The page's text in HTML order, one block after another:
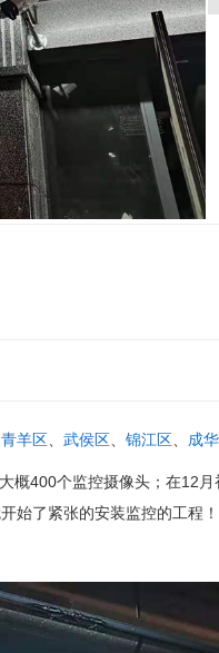
青羊区、 武侯区、 锦江区、 成
个监控摄像头；在12月
始了紧张的安装监控的工程！